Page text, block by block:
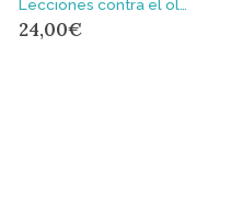
24,00€